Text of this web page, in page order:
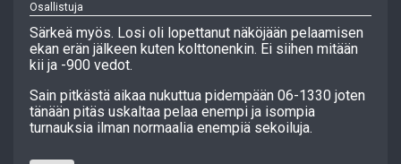
Osallistuja
Särkeä myös. Losi oli lopettanut näköjään pelaamisen
ekan erän jälkeen kuten kolttonenkin. Ei siihen mitään
kii ja -900 vedot.
Sain pitkästä aikaa nukuttua pidempään 06-1330 joten
tänään pitäs uskaltaa pelaa enempi ja isompia
turnauksia ilman normaalia enempiä sekoiluja.